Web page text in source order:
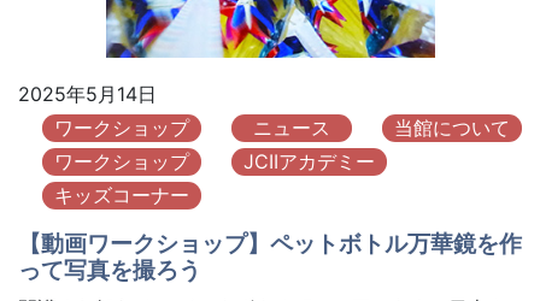
2025年5月14日
ワークショップ
ニュース
当館について
ワークショップ
JCIIアカデミー
キッズコーナー
【動画ワークショップ】ペットボトル万華鏡を作
って写真を撮ろう